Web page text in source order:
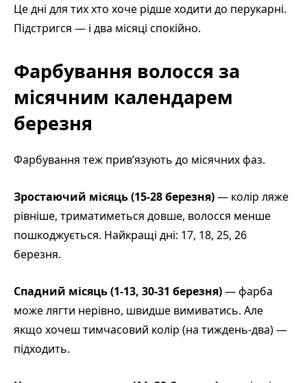
Це дні для тих хто хоче рідше ходити до перукарні.
Підстригся — і два місяці спокійно.
Фарбування волосся за
місячним календарем
березня
Фарбування теж прив’язують до місячних фаз.
Зростаючий місяць (15-28 березня)— колір ляже
рівніше, триматиметься довше, волосся менше
пошкоджується. Найкращі дні: 17, 18, 25, 26
березня.
Спадний місяць (1-13, 30-31 березня)— фарба
може лягти нерівно, швидше вимиватись. Але
якщо хочеш тимчасовий колір (на тиждень-два) —
підходить.